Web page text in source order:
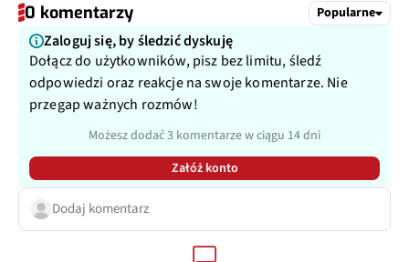
0 komentarzy Popularne
Zaloguj się, by śledzić dyskuję
Dołącz do użytkowników, pisz bez limitu, śledź
odpowiedzi oraz reakcje na swoje komentarze. Nie
przegap ważnych rozmów!
Możesz dodać 3 komentarze w ciągu 14 dni
Załóż konto
Dodaj komentarz